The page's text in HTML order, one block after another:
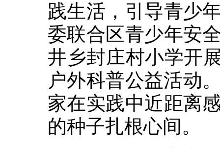
践生活，引导青少
委联合区青少年安
井乡封庄村小学开
户外科普公益活动
家在实践中近距离
的种子扎根心间。